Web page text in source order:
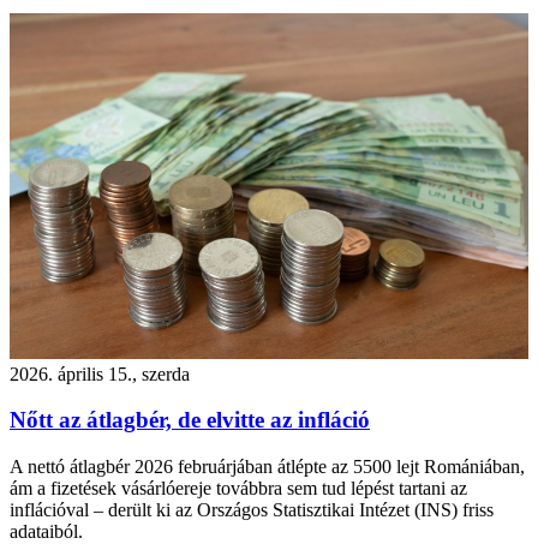
2026. április 15., szerda
Nőtt az átlagbér, de elvitte az infláció
A nettó átlagbér 2026 februárjában átlépte az 5500 lejt Romániában,
ám a fizetések vásárlóereje továbbra sem tud lépést tartani az
inflációval – derült ki az Országos Statisztikai Intézet (INS) friss
adataiból.